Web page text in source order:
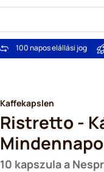
100 napos elállási jog
Kaffekapslen
Ristretto -
10 kapszula a